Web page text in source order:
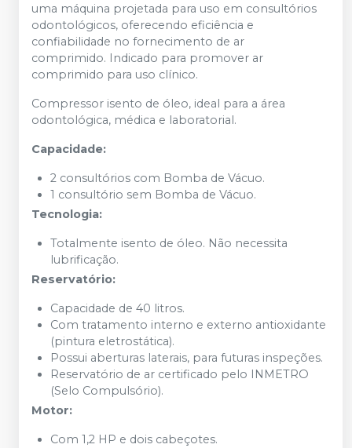
uma máquina projetada para uso em consultórios
odontológicos, oferecendo eficiência e
confiabilidade no fornecimento de ar
comprimido. Indicado para promover ar
comprimido para uso clínico.
Compressor isento de óleo, ideal para a área
odontológica, médica e laboratorial.
Capacidade:
2 consultórios com Bomba de Vácuo.
1 consultório sem Bomba de Vácuo.
Tecnologia:
Totalmente isento de óleo. Não necessita
lubrificação.
Reservatório:
Capacidade de 40 litros.
Com tratamento interno e externo antioxidante
(pintura eletrostática).
Possui aberturas laterais, para futuras inspeções.
Reservatório de ar certificado pelo INMETRO
(Selo Compulsório).
Motor:
Com 1,2 HP e dois cabeçotes.